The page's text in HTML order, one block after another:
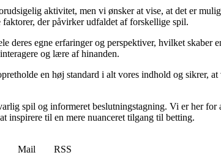
aktivitet, men vi ønsker at vise, at det er
der påvirker udfaldet af forskellige spil.
egne erfaringer og perspektiver, hvilket skaber
og lære af hinanden.
en høj standard i alt vores indhold og sikrer,
spil og informeret beslutningstagning. Vi er her
inspirere til en mere nuanceret tilgang til betting.
Mail
RSS